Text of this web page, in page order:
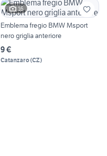
16
Emblema fregio BMW Msport
nero griglia anteriore
9 €
Catanzaro(CZ)